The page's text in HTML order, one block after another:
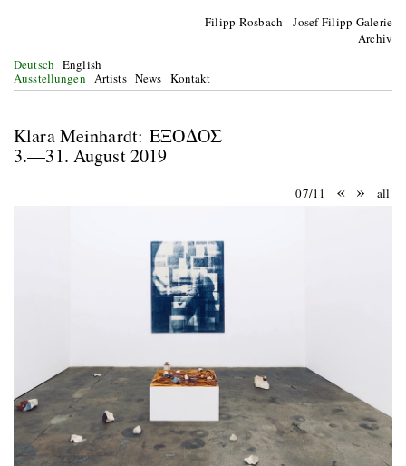
Filipp Rosbach Josef Filipp Galerie
Archiv
Deutsch English
Ausstellungen Artists News Kontakt
Klara Meinhardt: ΕΞΟΔΟΣ
3.—31. August 2019
07/11 « » all